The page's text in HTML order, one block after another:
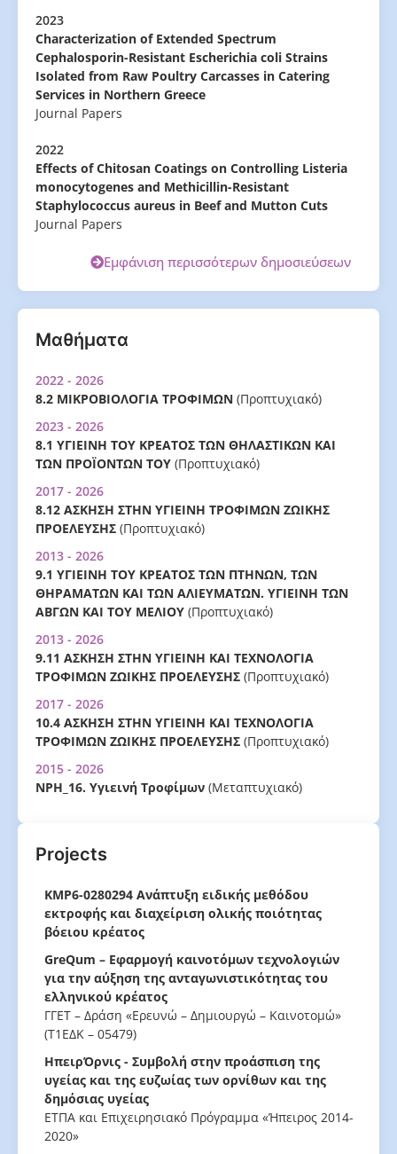
2023
Characterization of Extended Spectrum
Cephalosporin-Resistant Escherichia coli Strains
Isolated from Raw Poultry Carcasses in Catering
Services in Northern Greece
Journal Papers
2022
Effects of Chitosan Coatings on Controlling Listeria
monocytogenes and Methicillin-Resistant
Staphylococcus aureus in Beef and Mutton Cuts
Journal Papers
Εμφάνιση περισσότερων δημοσιεύσεων
Μαθήματα
2022 - 2026
8.2 ΜΙΚΡΟΒΙΟΛΟΓΙΑ ΤΡΟΦΙΜΩΝ (Προπτυχιακό)
2023 - 2026
8.1 ΥΓΙΕΙΝΗ ΤΟΥ ΚΡΕΑΤΟΣ ΤΩΝ ΘΗΛΑΣΤΙΚΩΝ ΚΑΙ
ΤΩΝ ΠΡΟΪΟΝΤΩΝ ΤΟΥ (Προπτυχιακό)
2017 - 2026
8.12 ΑΣΚΗΣΗ ΣΤΗΝ ΥΓΙΕΙΝΗ ΤΡΟΦΙΜΩΝ ΖΩΙΚΗΣ
ΠΡΟΕΛΕΥΣΗΣ (Προπτυχιακό)
2013 - 2026
9.1 ΥΓΙΕΙΝΗ ΤΟΥ ΚΡΕΑΤΟΣ ΤΩΝ ΠΤΗΝΩΝ, ΤΩΝ
ΘΗΡΑΜΑΤΩΝ ΚΑΙ ΤΩΝ ΑΛΙΕΥΜΑΤΩΝ. ΥΓΙΕΙΝΗ ΤΩΝ
ΑΒΓΩΝ ΚΑΙ ΤΟΥ ΜΕΛΙΟΥ (Προπτυχιακό)
2013 - 2026
9.11 ΑΣΚΗΣΗ ΣΤΗΝ ΥΓΙΕΙΝΗ ΚΑΙ ΤΕΧΝΟΛΟΓΙΑ
ΤΡΟΦΙΜΩΝ ΖΩΙΚΗΣ ΠΡΟΕΛΕΥΣΗΣ (Προπτυχιακό)
2017 - 2026
10.4 ΑΣΚΗΣΗ ΣΤΗΝ ΥΓΙΕΙΝΗ ΚΑΙ ΤΕΧΝΟΛΟΓΙΑ
ΤΡΟΦΙΜΩΝ ΖΩΙΚΗΣ ΠΡΟΕΛΕΥΣΗΣ (Προπτυχιακό)
2015 - 2026
ΝΡΗ_16. Υγιεινή Τροφίμων (Μεταπτυχιακό)
Projects
ΚΜΡ6-0280294 Ανάπτυξη ειδικής μεθόδου
εκτροφής και διαχείριση ολικής ποιότητας
βόειου κρέατος
GreQum – Εφαρμογή καινοτόμων τεχνολογιών
για την αύξηση της ανταγωνιστικότητας του
ελληνικού κρέατος
ΓΓΕΤ – Δράση «Ερευνώ – Δημιουργώ – Καινοτομώ»
(Τ1ΕΔΚ – 05479)
ΗπειρΌρνις - Συμβολή στην προάσπιση της
υγείας και της ευζωίας των ορνίθων και της
δημόσιας υγείας
ΕΤΠΑ και Επιχειρησιακό Πρόγραμμα «Ήπειρος 2014-
2020»